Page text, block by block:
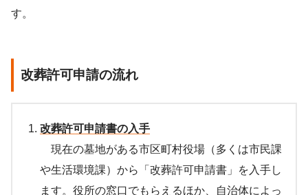
す。
改葬許可申請の流れ
改葬許可申請書の入手
現在の墓地がある市区町村役場（多くは市民課
や生活環境課）から「改葬許可申請書」を入手し
ます。役所の窓口でもらえるほか、自治体によっ